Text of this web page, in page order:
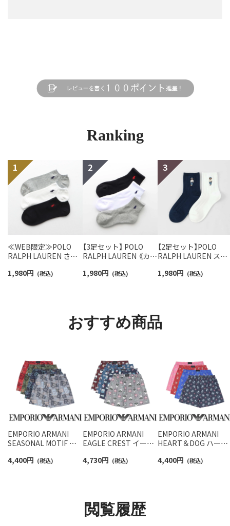
Ranking
≪WEB限定≫POLO
RALPH LAUREN さら
スニーカー丈ソックス
1,980円 (税込)
【3足セット】 POLO
RALPH LAUREN 《カラ
ンポイントソックス シ
1,980円 (税込)
【2足セット】POLO
RALPH LAUREN スタ
ロベア オーガニック
1,980円 (税込)
おすすめ商品
EMPORIO ARMANI
SEASONAL MOTIF シ
トン ウーブン トランク
4,400円 (税込)
EMPORIO ARMANI
EAGLE CREST イーグ
ーブン トランクス
4,730円 (税込)
EMPORIO ARMANI
HEART＆DOG ハート
ブン トランクス 【M/L】
4,400円 (税込)
閲覧履歴